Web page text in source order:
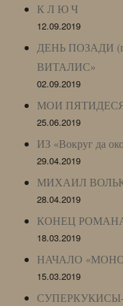
К Л Ю Ч
12.09.2019
ДЕНЬ ПОЗАДИ
ВИТАЛИС»
02.09.2019
МОИ
25.06.2019
ИЗ «Вокруг да
29.04.2019
МИХАИЛ
28.04.2019
КОНЕЦ
18.03.2019
НАЧАЛО
15.03.2019
СУПЕРКУКИСЫ-2